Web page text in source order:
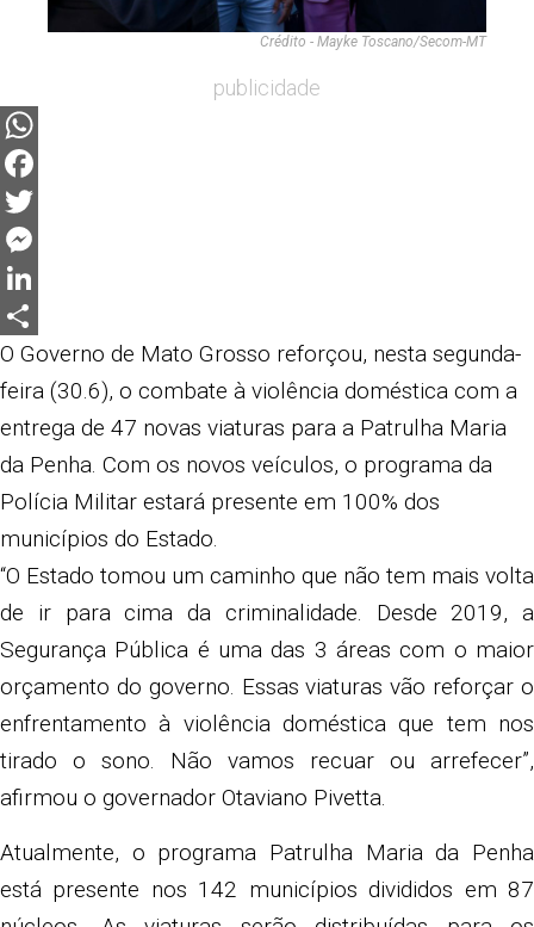
Crédito - Mayke Toscano/Secom-MT
publicidade
WhatsApp
Facebook
Twitter
Messenger
LinkedIn
Share
O Governo de Mato Grosso reforçou, nesta segunda-
feira (30.6), o combate à violência doméstica com a
entrega de 47 novas viaturas para a Patrulha Maria
da Penha. Com os novos veículos, o programa da
Polícia Militar estará presente em 100% dos
municípios do Estado.
“O Estado tomou um caminho que não tem mais volta
de ir para cima da criminalidade. Desde 2019, a
Segurança Pública é uma das 3 áreas com o maior
orçamento do governo. Essas viaturas vão reforçar o
enfrentamento à violência doméstica que tem nos
tirado o sono. Não vamos recuar ou arrefecer”,
afirmou o governador Otaviano Pivetta.
Atualmente, o programa Patrulha Maria da Penha
está presente nos 142 municípios divididos em 87